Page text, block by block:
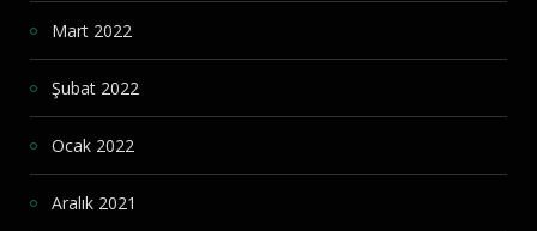
Mart 2022
Şubat 2022
Ocak 2022
Aralık 2021